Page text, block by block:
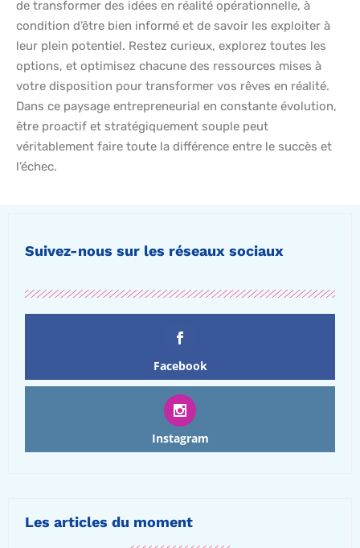
de transformer des idées en réalité opérationnelle, à
condition d’être bien informé et de savoir les exploiter à
leur plein potentiel. Restez curieux, explorez toutes les
options, et optimisez chacune des ressources mises à
votre disposition pour transformer vos rêves en réalité.
Dans ce paysage entrepreneurial en constante évolution,
être proactif et stratégiquement souple peut
véritablement faire toute la différence entre le succès et
l’échec.
Suivez-nous sur les réseaux sociaux
Facebook
Instagram
Les articles du moment